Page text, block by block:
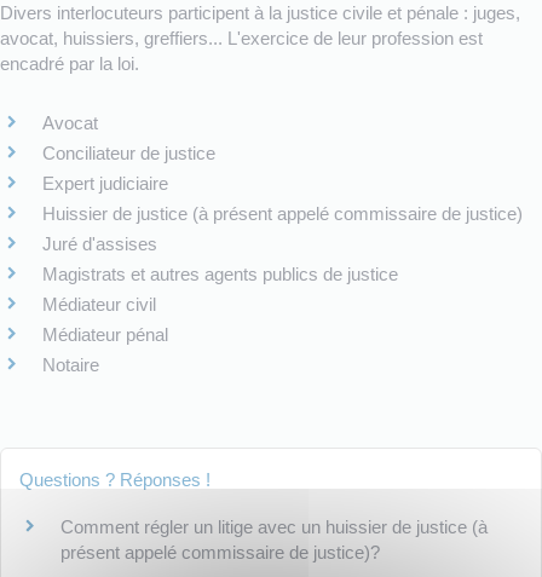
Divers interlocuteurs participent à la justice civile et pénale : juges,
avocat, huissiers, greffiers... L'exercice de leur profession est
encadré par la loi.
Avocat
Conciliateur de justice
Expert judiciaire
Huissier de justice (à présent appelé commissaire de justice)
Juré d'assises
Magistrats et autres agents publics de justice
Médiateur civil
Médiateur pénal
Notaire
Questions ? Réponses !
Comment régler un litige avec un huissier de justice (à
présent appelé commissaire de justice)?